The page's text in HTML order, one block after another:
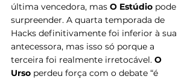
última vencedora, mas O Estúdio pode
surpreender. A quarta temporada de
Hacks definitivamente foi inferior à sua
antecessora, mas isso só porque a
terceira foi realmente irretocável. O
Urso perdeu força com o debate “é